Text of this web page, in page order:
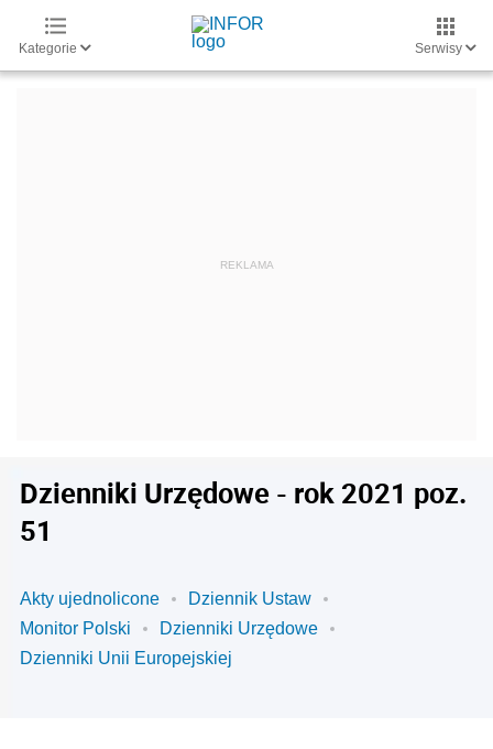
Kategorie Serwisy
Dzienniki Urzędowe - rok 2021 poz.
51
Akty ujednolicone
Dziennik Ustaw
Monitor Polski
Dzienniki Urzędowe
Dzienniki Unii Europejskiej